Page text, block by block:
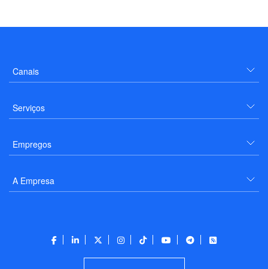
Canais
Serviços
Empregos
A Empresa